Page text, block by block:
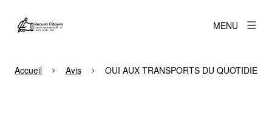
MENU
Accueil Avis OUI AUX TRANSPORTS DU QUOTIDIEN